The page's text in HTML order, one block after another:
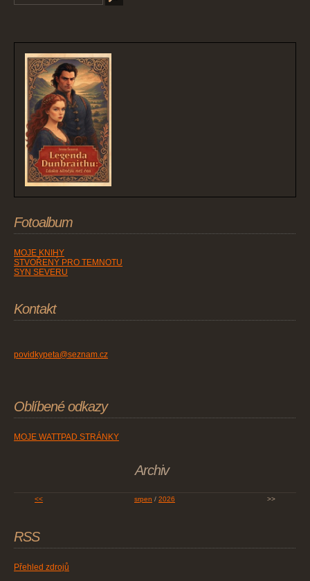
Fotoalbum
MOJE KNIHY
STVOŘENÝ PRO TEMNOTU
SYN SEVERU
Kontakt
povidkypeta@seznam.cz
Oblíbené odkazy
MOJE WATTPAD STRÁNKY
Archiv
<< srpen / 2026 >>
RSS
Přehled zdrojů